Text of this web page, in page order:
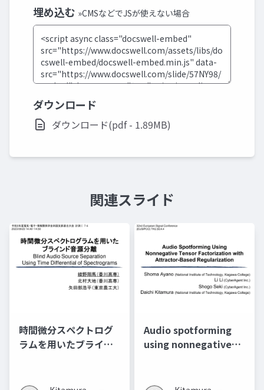
埋め込む »CMSなどでJSが使えない場合
ダウンロード
ダウンロード(pdf - 1.89MB)
関連スライド
時間微分スペクトログ
ラムを用いたブライン
Audio spotforming
using nonnegative
regularization